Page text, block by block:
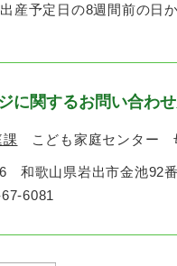
産予定日の8週間前の日
に関するお問い合わ
こども家庭センター
和歌山県岩出市金池92
6081